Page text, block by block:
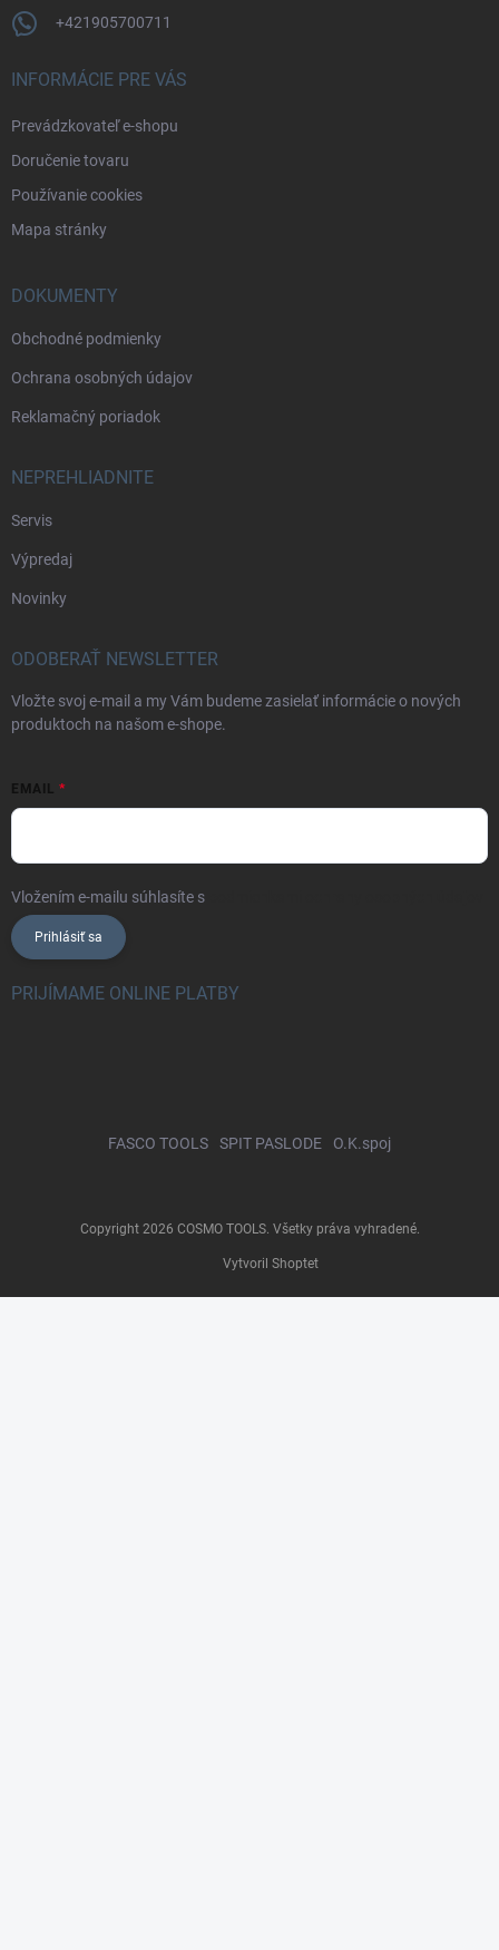
+421905700711
INFORMÁCIE PRE VÁS
Prevádzkovateľ e-shopu
Doručenie tovaru
Používanie cookies
Mapa stránky
DOKUMENTY
Obchodné podmienky
Ochrana osobných údajov
Reklamačný poriadok
NEPREHLIADNITE
Servis
Výpredaj
Novinky
ODOBERAŤ NEWSLETTER
Vložte svoj e-mail a my Vám budeme zasielať informácie o nových
produktoch na našom e-shope.
EMAIL
Vložením e-mailu súhlasíte s
Prihlásiť sa
PRIJÍMAME ONLINE PLATBY
FASCO TOOLS SPIT PASLODE O.K.spoj
Vytvoril Shoptet
Copyright 2026 COSMO TOOLS. Všetky práva vyhradené.